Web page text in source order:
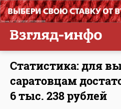
Статистика: для
саратовцам
6 тыс. 238 рублей